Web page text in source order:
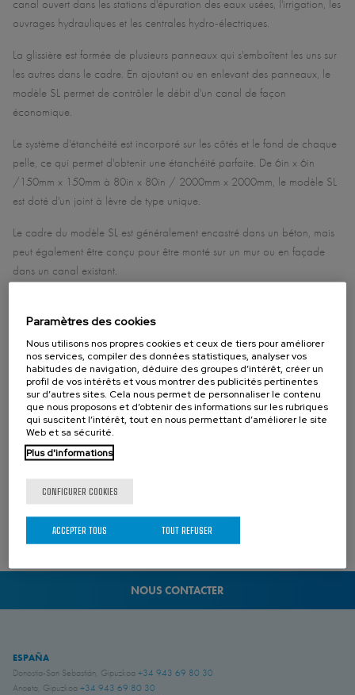
canal ouvert dans les stations d'épuration des eaux usées, l'irrigation, les
ouvrages hydrauliques et les centrales hydro-électriques.
La glissière est formée de plusieurs panneaux qui s'emboîtent les uns sur
les autres dans le cadre. En ajoutant ou en enlevant des panneaux, le
modèle SL permet de contrôler le débit d'un canal de façon
économique.
Le système d'étanchéité est incorporé sur les côtés et le fond de chaque
pelle, ce qui permet d'obtenir une étanchéité parfaite. De 6in x 6in
/150mm x 150mm à 80in x 80in / 2000mm x 2000mm, le modèle SL
est doté d'un joint à lèvre de type unique.
Le cadre du modèle SL est généralement encastré dans un béton, mais
peut également être conçu pour être monté sur un mur ou en façade
dans un canal existant.
DOWNLOADS
SL- Stop log (DIN 19569-4 / BS 7775) (Catalogues)
SL (Fiches techniques)
Manuel d’utilisation et maintenance SL (Manuels)
NOUS CONTACTER
ESPAÑA
Donostia-San Sebastián, Gipuzkoa +34 943 69 80 30
Anoeta, Gipuzkoa +34 943 69 80 30
Paramètres des cookies
Nous utilisons nos propres cookies et ceux de tiers pour améliorer
nos services, compiler des données statistiques, analyser vos
habitudes de navigation, déduire des groupes d’intérêt, créer un
profil de vos intérêts et vous montrer des publicités pertinentes
sur d’autres sites. Cela nous permet de personnaliser le contenu
que nous proposons et d’obtenir des informations sur les rubriques
qui suscitent l’intérêt, tout en nous permettant d’améliorer le site
Web et sa sécurité.
Plus d'informations
CONFIGURER COOKIES
TOUT REFUSER
ACCEPTER TOUS